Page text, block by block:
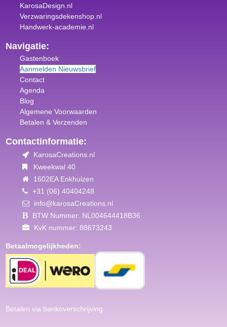
KarosaDesign.nl
Verzwaringsdekenshop.nl
Handwerk-academie.nl
Navigatie:
Gastenboek
Aanmelden Nieuwsbrief
Contact
Agenda
Blog
Algemene Voorwaarden
Betalen & Verzenden
Contactinformatie:
KarosaCreations.nl
Kweekwal 40
1602EA Enkhuizen
+31 (06) 40404248
info@karosaCreations.nl
BTW Nummer: NL004644418B36
KvK nummer: 88673243
Betaalmogelijkheden:
Betalen via bankoverschrijving